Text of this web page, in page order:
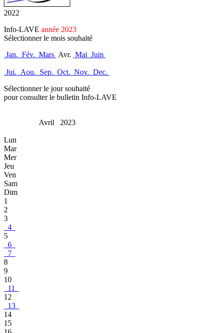
2022
Info-LAVE année 2023
Sélectionner le mois souhaité
Jan. Fév. Mars Avr. Mai Juin
Jui. Aou. Sep. Oct. Nov. Dec.
Sélectionner le jour souhaité
pour consulter le bulletin Info-LAVE
Avril 2023
Lun
Mar
Mer
Jeu
Ven
Sam
Dim
1
2
3
4
5
6
7
8
9
10
11
12
13
14
15